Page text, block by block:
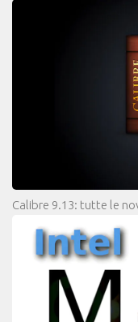
Calibre 9.13: tutte le